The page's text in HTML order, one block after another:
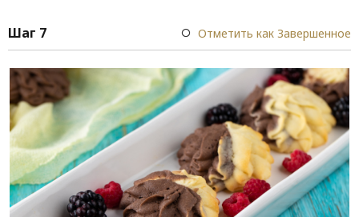
Шаг 7 Отметить как Завершенное